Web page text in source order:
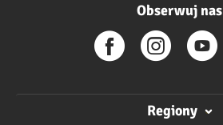
Obserwuj nas
Regiony